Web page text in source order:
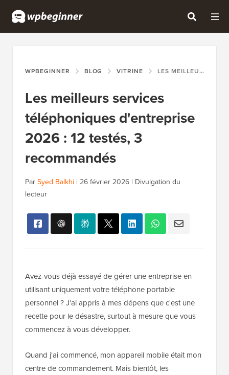
WPBEGINNER BLOG VITRINE LES MEILLEURS SERVICES TÉLÉPHONIQUES D'ENTREPRISE 2026 : 12 TESTÉS, 3 RECOMMANDÉS
Les meilleurs services
téléphoniques d'entreprise
2026 : 12 testés, 3
recommandés
ParSyed Balkhi | 26 février 2026 | Divulgation du
lecteur
Avez-vous déjà essayé de gérer une entreprise en
utilisant uniquement votre téléphone portable
personnel ? J'ai appris à mes dépens que c'est une
recette pour le désastre, surtout à mesure que vous
commencez à vous développer.
Quand j'ai commencé, mon appareil mobile était mon
centre de commandement. Mais bientôt, les